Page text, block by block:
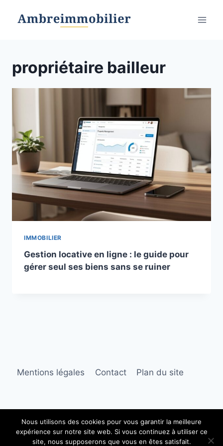
propriétaire bailleur
IMMOBILIER
Gestion locative en ligne : le guide pour
gérer seul ses biens sans se ruiner
Mentions légales Contact Plan du site
© 2026 Ambre immobilier
Nous utilisons des cookies pour vous garantir la meilleure
expérience sur notre site web. Si vous continuez à utiliser ce
site, nous supposerons que vous en êtes satisfait.